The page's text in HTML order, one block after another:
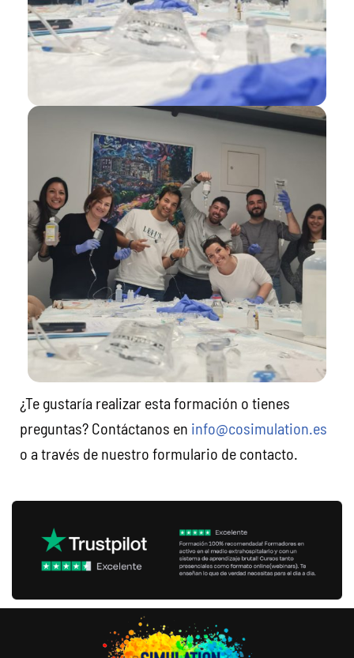
¿Te gustaría realizar esta formación o tienes
preguntas? Contáctanos en info@cosimulation.es
o a través de nuestro formulario de contacto.